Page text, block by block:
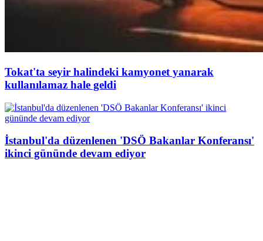
Tokat'ta seyir halindeki kamyonet yanarak
kullanılamaz hale geldi
İstanbul'da düzenlenen 'DSÖ Bakanlar Konferansı'
ikinci gününde devam ediyor